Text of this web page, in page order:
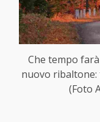
Che tempo
nuovo ribaltone:
(Foto